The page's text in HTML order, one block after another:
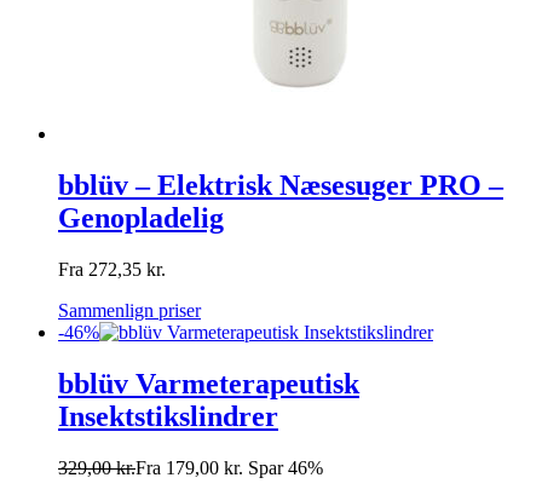
bblüv – Elektrisk Næsesuger PRO –
Genopladelig
Fra 272,35 kr.
Sammenlign priser
-46%
bblüv Varmeterapeutisk
Insektstikslindrer
329,00kr.Fra 179,00 kr. Spar 46%